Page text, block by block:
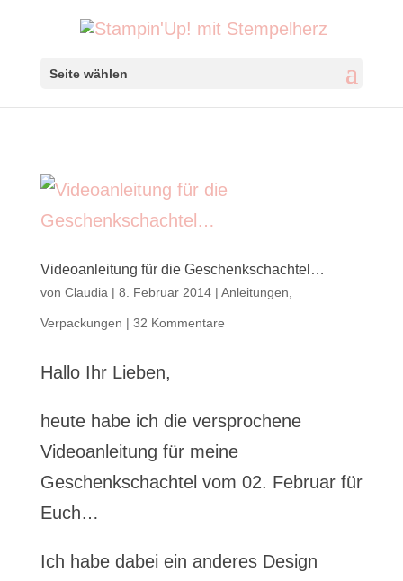
Seite wählen
Videoanleitung für die Geschenkschachtel…
von Claudia | 8. Februar 2014| Anleitungen
Verpackungen | 32 Kommentare
Hallo Ihr Lieben,
heute habe ich die versprochene
Videoanleitung für meine
Geschenkschachtel vom 02. Februar für
Euch…
Ich habe dabei ein anderes Design